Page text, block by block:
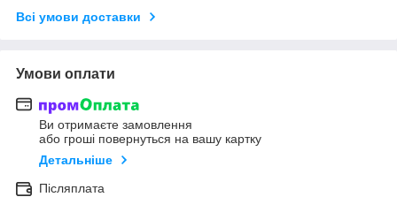
Всі умови доставки
Умови оплати
Ви отримаєте замовлення
або гроші повернуться на вашу картку
Детальніше
Післяплата